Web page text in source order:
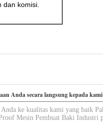
komisi.
Anda secara langsung kepada kami